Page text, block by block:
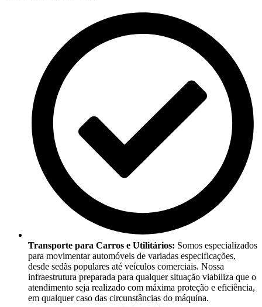
Transporte para Carros e Utilitários: Somos especializados
para movimentar automóveis de variadas especificações,
desde sedãs populares até veículos comerciais. Nossa
infraestrutura preparada para qualquer situação viabiliza que o
atendimento seja realizado com máxima proteção e eficiência,
em qualquer caso das circunstâncias do máquina.